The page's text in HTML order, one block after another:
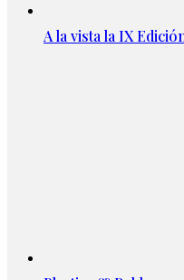
A la vista la IX